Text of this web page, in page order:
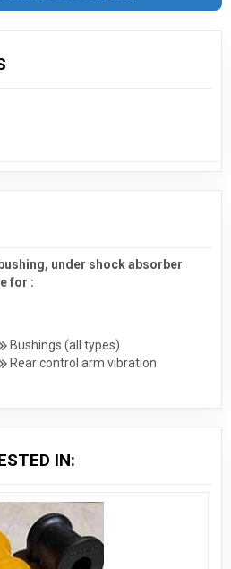
under shock absorber
for :
Bushings (all types)
Rear control arm vibration
IN: